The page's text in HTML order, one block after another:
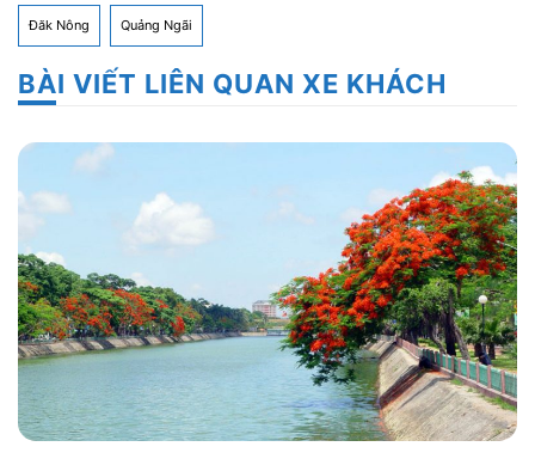
Đăk Nông Quảng Ngãi
BÀI VIẾT LIÊN QUAN XE KHÁCH